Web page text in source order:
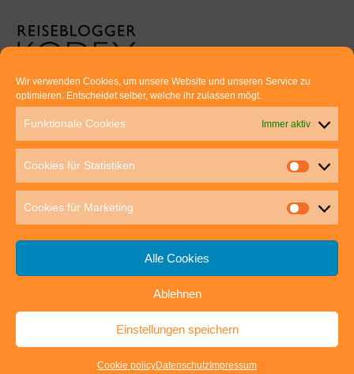
Wir verwenden Cookies, um unsere Website und unseren Service zu
optimieren. Entscheidet selber, welche ihr zulassen mögt.
Funktionale Cookies Immer aktiv
Cookies für Statistiken
Cookies für Marketing
Alle Cookies
Ablehnen
Einstellungen speichern
Cookie policyDatenschutz Impressum
Euer direkter Draht zu uns:
Thomas Rathay und Silke Rommel
70563 Stuttgart
post@outdoor-hochgenuss.de
IMPRESSUM DATENSCHUTZ
outdoor-hochgenuss.de| Präsentiert vonMantra&WordPress.